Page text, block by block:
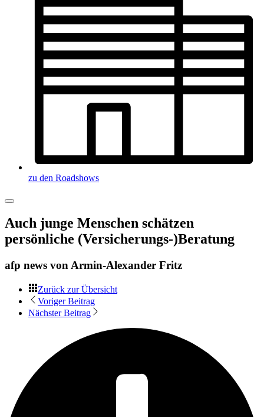
zu den Roadshows
Auch junge Menschen schätzen
persönliche (Versicherungs-)Beratung
afp news von Armin-Alexander Fritz
Zurück zur Übersicht
Voriger Beitrag
Nächster Beitrag